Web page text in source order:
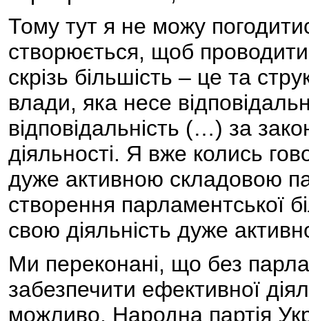
Тому тут я не можу
створюється, щоб
скрізь більшість – це та
влади, яка несе
відповідальність (…) за
діяльності. Я вже колись
дуже активною складовою
створення парламентської
свою діяльність дуже
Ми переконані, що без
забезпечити ефективної
можливо, Народна партія